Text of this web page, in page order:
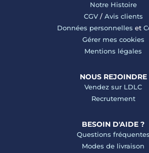
Notre Histoire
CGV/ Avis clients
Données personnelles et
Gérer mes cookies
Mentions légales
NOUS REJOINDRE
Vendez sur LDLC
Recrutement
BESOIN D'AIDE ?
Questions fréquentes
Modes de livraison